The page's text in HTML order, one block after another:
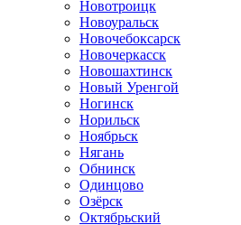
Новотроицк
Новоуральск
Новочебоксарск
Новочеркасск
Новошахтинск
Новый Уренгой
Ногинск
Норильск
Ноябрьск
Нягань
Обнинск
Одинцово
Озёрск
Октябрьский